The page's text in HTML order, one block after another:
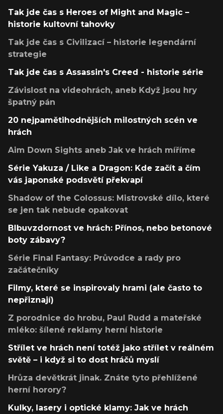
Tak jde čas s Heroes of Might and Magic –
historie kultovní tahovky
Tak jde čas s Civilizací – historie legendární
strategie
Tak jde čas s Assassin's Creed - historie série
Závislost na videohrách, aneb Když jsou hry
špatný pán
20 nejpamětihodnějších milostných scén ve
hrách
Aim Down Sights aneb Jak ve hrách míříme
Série Yakuza / Like a Dragon: Kde začít a čím
vás japonské podsvětí překvapí
Shadow of the Colossus: Mistrovské dílo, které
se jen tak nebude opakovat
Blbuvzdornost ve hrách: Přínos, nebo betonové
boty zábavy?
Série Final Fantasy: Průvodce a rady pro
začátečníky
Filmy, které se inspirovaly hrami (ale často to
nepřiznají)
Z porodnice do hrobu, Paul Rudd a mateřské
mléko: šílené reklamy herní historie
Střílet ve hrách není totéž jako střílet v reálném
světě – i když si to dost hráčů myslí
Hrůza devětkrát jinak. Znáte tyto přehlížené
herní horory?
Kulky, lasery i optické klamy: Jak ve hrách